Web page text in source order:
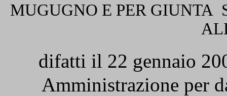
MUGUGNO E PER GIUNTA
difatti il 22 gennaio
Amministrazione per